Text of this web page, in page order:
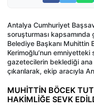
Antalya Cumhuriyet
soruşturması kapsamında
Belediye Başkanı Muhittin
Kerimoğlu’nun
gazetecilerin beklediği ana
çıkarılarak, ekip aracıyla
MUHİTTİN BÖCEK
HAKİMLİĞE SEVK